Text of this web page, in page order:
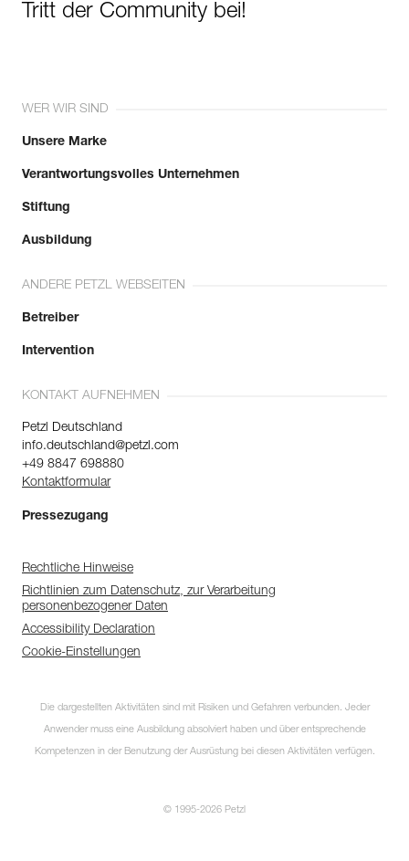
Tritt der Community bei!
WER WIR SIND
Unsere Marke
Verantwortungsvolles Unternehmen
Stiftung
Ausbildung
ANDERE PETZL WEBSEITEN
Betreiber
Intervention
KONTAKT AUFNEHMEN
Petzl Deutschland
info.deutschland@petzl.com
+49 8847 698880
Kontaktformular
Pressezugang
Rechtliche Hinweise
Richtlinien zum Datenschutz, zur Verarbeitung
personenbezogener Daten
Accessibility Declaration
Cookie-Einstellungen
Die dargestellten Aktivitäten sind mit Risiken und Gefahren verbunden. Jeder
Anwender muss eine Ausbildung absolviert haben und über entsprechende
Kompetenzen in der Benutzung der Ausrüstung bei diesen Aktivitäten verfügen.
© 1995-2026 Petzl